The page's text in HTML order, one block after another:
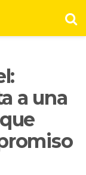
a una